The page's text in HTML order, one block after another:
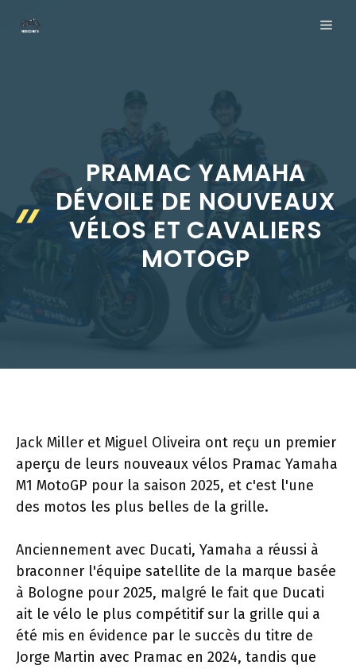
PRAMAC YAMAHA
DÉVOILE DE NOUVEAUX
VÉLOS ET CAVALIERS
MOTOGP
Jack Miller et Miguel Oliveira ont reçu un premier
aperçu de leurs nouveaux vélos Pramac Yamaha
M1 MotoGP pour la saison 2025, et c'est l'une
des motos les plus belles de la grille.
Anciennement avec Ducati, Yamaha a réussi à
braconner l'équipe satellite de la marque basée
à Bologne pour 2025, malgré le fait que Ducati
ait le vélo le plus compétitif sur la grille qui a
été mis en évidence par le succès du titre de
Jorge Martin avec Pramac en 2024, tandis que